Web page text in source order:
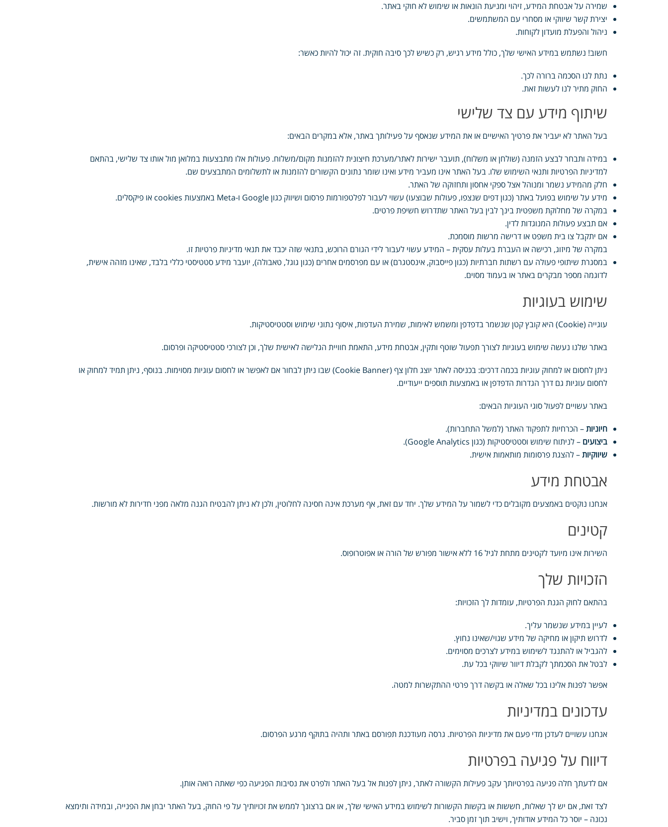
שמירה על אבטחת המידע, זיהוי ומניעת הונאות או שימוש לא חוקי באתר.
יצירת קשר שיווקי או מסחרי עם המשתמשים.
ניהול והפעלת מועדון לקוחות.
חשוב! נשתמש במידע האישי שלך, כולל מידע רגיש, רק כשיש לכך סיבה חוקית. זה יכול להיות כאשר:
נתת לנו הסכמה ברורה לכך.
החוק מתיר לנו לעשות זאת.
שיתוף מידע עם צד שלישי
בעל האתר לא יעביר את פרטיך האישיים או את המידע שנאסף על פעילותך באתר, אלא במקרים הבאים:
במידה ותבחר לבצע הזמנה (שולחן או משלוח), תועבר ישירות לאתר/מערכת חיצונית להזמנות מקום/משלוח. פעולות אלו מתבצעות במלואן מול אותו צד שלישי, בהתאם
למדיניות הפרטיות ותנאי השימוש שלו. בעל האתר אינו מעביר מידע ואינו שומר נתונים הקשורים להזמנות או לתשלומים המתבצעים שם.
חלק מהמידע נשמר ומנוהל אצל ספקי אחסון ותחזוקה של האתר.
מידע על שימוש בפועל באתר (כגון דפים שנצפו, פעולות שבוצעו) עשוי לעבור לפלטפורמות פרסום ושיווק כגון Google ו-Meta באמצעות cookies או פיקסלים.
במקרה של מחלוקת משפטית בינך לבין בעל האתר שתדרוש חשיפת פרטים.
אם תבצע פעולות המנוגדות לדין.
אם יתקבל צו בית משפט או דרישה מרשות מוסמכת.
במקרה של מיזוג, רכישה או העברת בעלות עסקית – המידע עשוי לעבור לידי הגורם הרוכש, בתנאי שזה יכבד את תנאי מדיניות פרטיות זו.
במסגרת שיתופי פעולה עם רשתות חברתיות (כגון פייסבוק, אינסטגרם) או עם מפרסמים אחרים (כגון גוגל, טאבולה), יועבר מידע סטטיסטי כללי בלבד, שאינו מזהה אישית,
לדוגמה מספר מבקרים באתר או בעמוד מסוים.
שימוש בעוגיות
עוגייה (Cookie) היא קובץ קטן שנשמר בדפדפן ומשמש לאימות, שמירת העדפות, איסוף נתוני שימוש וסטטיסטיקות.
באתר שלנו נעשה שימוש בעוגיות לצורך תפעול שוטף ותקין, אבטחת מידע, התאמת חוויית הגלישה לאישית שלך, וכן לצורכי סטטיסטיקה ופרסום.
ניתן לחסום או למחוק עוגיות בכמה דרכים: בכניסה לאתר יוצג חלון צף (Cookie Banner) שבו ניתן לבחור אם לאפשר או לחסום עוגיות מסוימות. בנוסף, ניתן תמיד למחוק או
לחסום עוגיות גם דרך הגדרות הדפדפן או באמצעות תוספים ייעודיים.
באתר עשויים לפעול סוגי העוגיות הבאים:
חיוניות– הכרחיות לתפקוד האתר (למשל התחברות).
ביצועים – לניתוח שימוש וסטטיסטיקות (כגון Google Analytics).
שיווקיות– להצגת פרסומות מותאמות אישית.
אבטחת מידע
אנחנו נוקטים באמצעים מקובלים כדי לשמור על המידע שלך. יחד עם זאת, אף מערכת אינה חסינה לחלוטין, ולכן לא ניתן להבטיח הגנה מלאה מפני חדירות לא מורשות.
קטינים
השירות אינו מיועד לקטינים מתחת לגיל 16 ללא אישור מפורש של הורה או אפוטרופוס.
הזכויות שלך
בהתאם לחוק הגנת הפרטיות, עומדות לך הזכויות:
לעיין במידע שנשמר עליך.
לדרוש תיקון או מחיקה של מידע שגוי/שאינו נחוץ.
להגביל או להתנגד לשימוש במידע לצרכים מסוימים.
לבטל את הסכמתך לקבלת דיוור שיווקי בכל עת.
אפשר לפנות אלינו בכל שאלה או בקשה דרך פרטי ההתקשרות למטה.
עדכונים במדיניות
אנחנו עשויים לעדכן מדי פעם את מדיניות הפרטיות. גרסה מעודכנת תפורסם באתר ותהיה בתוקף מרגע הפרסום.
דיווח על פגיעה בפרטיות
אם לדעתך חלה פגיעה בפרטיותך עקב פעילות הקשורה לאתר, ניתן לפנות אל בעל האתר ולפרט את נסיבות הפגיעה כפי שאתה רואה אותן.
לצד זאת, אם יש לך שאלות, חששות או בקשות הקשורות לשימוש במידע האישי שלך, או אם ברצונך לממש את זכויותיך על פי החוק, בעל האתר יבחן את הפנייה, ובמידה ותימצא
נכונה – יוסר כל המידע אודותיך, וישיב תוך זמן סביר.